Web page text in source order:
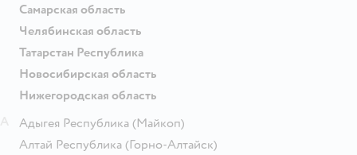
Самарская область
Челябинская область
Татарстан Республика
Новосибирская область
Нижегородская область
Адыгея Республика (Майкоп)
Алтай Республика (Горно-Алтайск)